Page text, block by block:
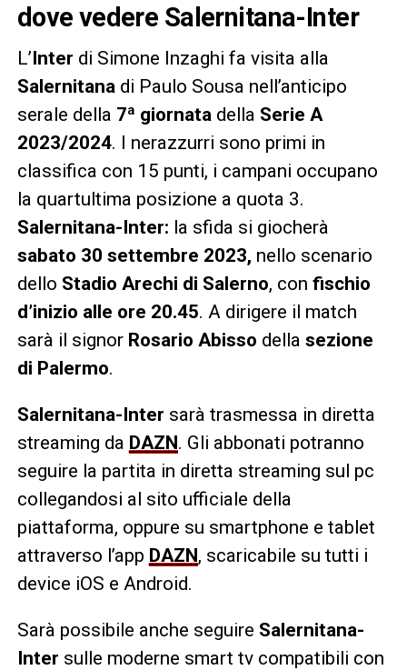
dove vedere Salernitana-Inter
L’Inter di Simone Inzaghi fa visita alla
Salernitana di Paulo Sousa nell’anticipo
serale della 7ª giornata della Serie A
2023/2024. I nerazzurri sono primi in
classifica con 15 punti, i campani occupano
la quartultima posizione a quota 3.
Salernitana-Inter: la sfida si giocherà
sabato 30 settembre 2023, nello scenario
dello Stadio Arechi di Salerno, con fischio
d’inizio alle ore 20.45. A dirigere il match
sarà il signor Rosario Abisso della sezione
di Palermo.
Salernitana-Inter sarà trasmessa in diretta
streaming da DAZN. Gli abbonati potranno
seguire la partita in diretta streaming sul pc
collegandosi al sito ufficiale della
piattaforma, oppure su smartphone e tablet
attraverso l’app DAZN, scaricabile su tutti i
device iOS e Android.
Sarà possibile anche seguire Salernitana-
Inter sulle moderne smart tv compatibili con